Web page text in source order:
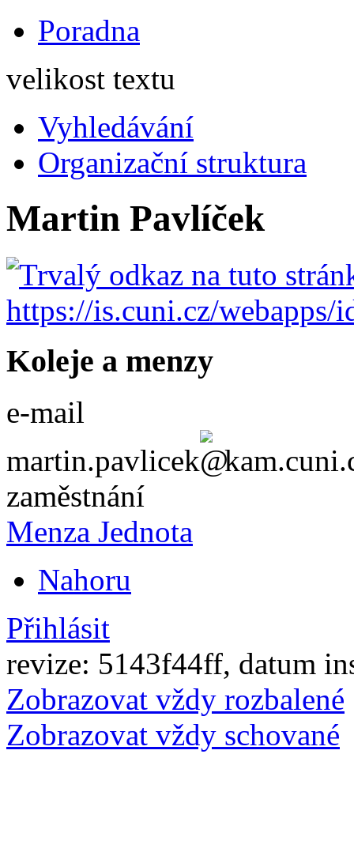
Poradna
velikost textu
Vyhledávání
Organizační struktura
Martin Pavlíček
Koleje a menzy
e-mail
martin.pavlicek
zaměstnání
Menza Jednota
Nahoru
Přihlásit
revize: 5143f44ff, datum
Zobrazovat vždy rozbalené
Zobrazovat vždy schované